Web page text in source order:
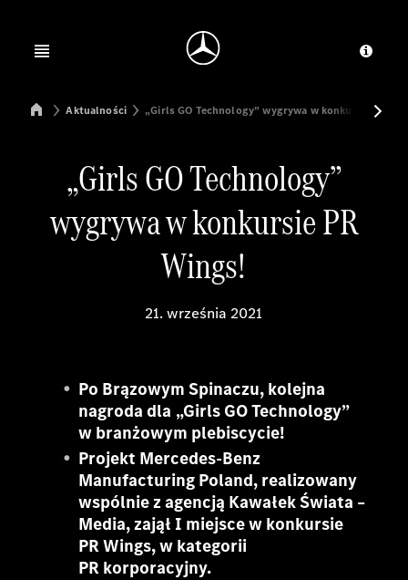
Open menu
Mercedes-Benz Manufacturing Poland
Aktualności „Girls GO Technology” wygrywa w konkursie PR
„Girls GO Technology”
wygrywa w konkursie PR
Wings!
21. września 2021
Po Brązowym Spinaczu, kolejna
nagroda dla „Girls GO Technology”
w branżowym plebiscycie!
Projekt Mercedes-Benz
Manufacturing Poland, realizowany
wspólnie z agencją Kawałek Świata –
Media, zajął I miejsce w konkursie
PR Wings, w kategorii
PR korporacyjny.